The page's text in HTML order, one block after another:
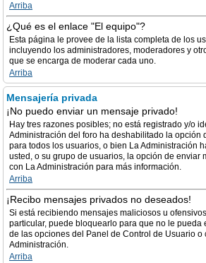
Arriba
¿Qué es el enlace "El equipo"?
Esta página le provee de la lista completa de los
incluyendo los administradores, moderadores y
que se encarga de moderar cada uno.
Arriba
Mensajería privada
¡No puedo enviar un mensaje privado!
Hay tres razones posibles; no está registrado y/o
Administración del foro ha deshabilitado la opción
para todos los usuarios, o bien La Administración
usted, o su grupo de usuarios, la opción de enviar
con La Administración para más información.
Arriba
¡Recibo mensajes privados no deseados!
Si está recibiendo mensajes maliciosos u
particular, puede bloquearlo para que no le pueda
de las opciones del Panel de Control de Usuario o
Administración.
Arriba